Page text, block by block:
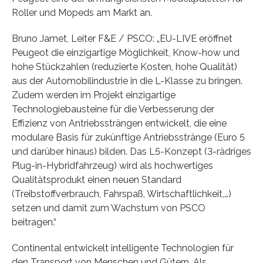
Roller und Mopeds am Markt an.
Bruno Jamet, Leiter F&E / PSCO: „EU-LIVE eröffnet
Peugeot die einzigartige Möglichkeit, Know-how und
hohe Stückzahlen (reduzierte Kosten, hohe Qualität)
aus der Automobilindustrie in die L-Klasse zu bringen.
Zudem werden im Projekt einzigartige
Technologiebausteine für die Verbesserung der
Effizienz von Antriebssträngen entwickelt, die eine
modulare Basis für zukünftige Antriebsstränge (Euro 5
und darüber hinaus) bilden. Das L5-Konzept (3-rädriges
Plug-in-Hybridfahrzeug) wird als hochwertiges
Qualitätsprodukt einen neuen Standard
(Treibstoffverbrauch, Fahrspaß, Wirtschaftlichkeit,…)
setzen und damit zum Wachstum von PSCO
beitragen.“
Continental entwickelt intelligente Technologien für